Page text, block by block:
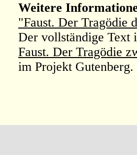
Weitere
"Faust. Der Tragödie
Der vollständige Text
Faust. Der Tragödie
im Projekt Gutenberg.